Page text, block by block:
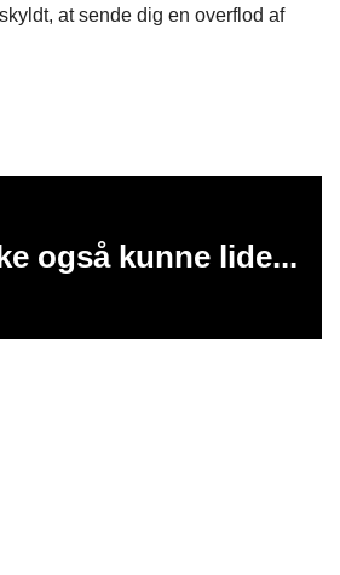
at sende dig en overflod af
også kunne lide...